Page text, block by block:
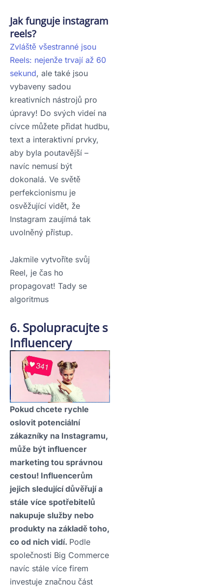
Jak funguje instagram
reels?
Zvláště všestranné jsou
Reels: nejenže trvají až 60
sekund, ale také jsou
vybaveny sadou
kreativních nástrojů pro
úpravy! Do svých videí na
cívce můžete přidat hudbu,
text a interaktivní prvky,
aby byla poutavější –
navíc nemusí být
dokonalá. Ve světě
perfekcionismu je
osvěžující vidět, že
Instagram zaujímá tak
uvolněný přístup.
Jakmile vytvoříte svůj
Reel, je čas ho
propagovat! Tady se
algoritmus
6. Spolupracujte s
Influencery
Pokud chcete rychle
oslovit potenciální
zákazníky na Instagramu,
může být influencer
marketing tou správnou
cestou! Influencerům
jejich sledující důvěřují a
stále více spotřebitelů
nakupuje služby nebo
produkty na základě toho,
co od nich vidí. Podle
společnosti Big Commerce
navíc stále více firem
investuje značnou část